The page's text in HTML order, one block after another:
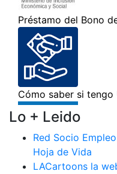
Lo + Leido
Red Socio
Hoja de Vida
LACartoons la